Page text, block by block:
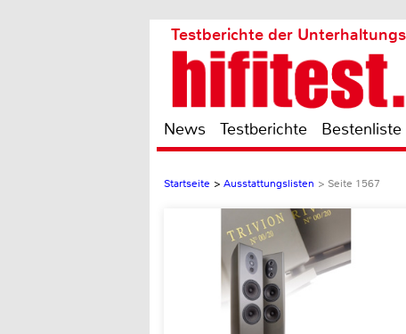
Testberichte der
News Testberichte Bestenliste
Startseite > Ausstattungslisten > Seite 1567